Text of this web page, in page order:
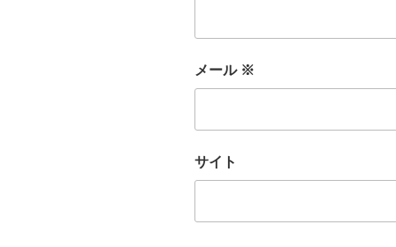
メール ※
サイト